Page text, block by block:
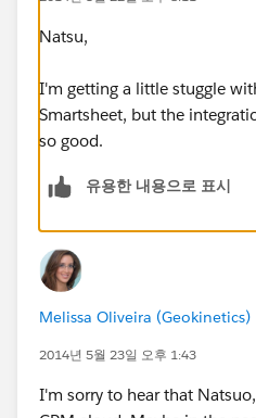
Natsu,
I'm getting a little stuggle
Smartsheet, but the
so good.
유용한 내용으로 표시
Melissa Oliveira (Geokinetics)
2014년 5월 23일 오후 1:43
I'm sorry to hear that